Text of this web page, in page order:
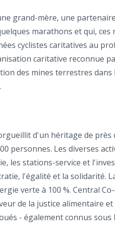
grand-mère, une
marathons et qui, ces
cyclistes caritatives au
caritative reconnue
des mines terrestres dans
d'un héritage de près
personnes. Les diverses
les stations-service et
l'égalité et la solidarité.
verte à 100 %. Central
de la justice alimentaire
- également connus sous